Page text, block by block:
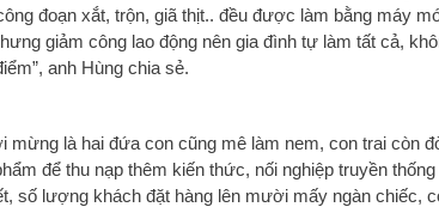
đoạn xắt, trộn, giã thịt.. đều được làm bằng máy
giảm công lao động nên gia đình tự làm tất cả,
anh Hùng chia sẻ.
mừng là hai đứa con cũng mê làm nem, con trai còn
để thu nạp thêm kiến thức, nối nghiệp truyền
số lượng khách đặt hàng lên mười mấy ngàn chiếc,